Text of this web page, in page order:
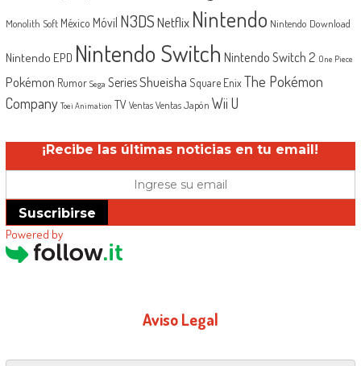
Monolith Soft México Móvil N3DSNetflix Nintendo Nintendo Download
Nintendo EPD Nintendo Switch Nintendo Switch 2 One Piece
Pokémon Rumor Sega SeriesShueisha Square EnixThe Pokémon
Company Toei Animation TV Ventas Ventas Japón Wii U
¡Recibe las últimas noticias en tu email!
Suscribirse
Powered by
Aviso Legal